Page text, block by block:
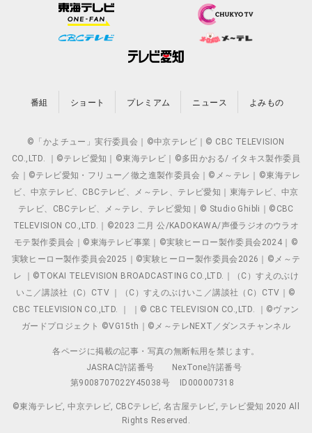
番組 ショート プレミアム ニュース よみもの
©「かよチュー」実行委員会｜©中京テレビ｜© CBC TELEVISION
CO.,LTD. ｜©テレビ愛知｜©東海テレビ｜©多田かおる/ イタキス製作委員
会｜©テレビ愛知・フリュー／徹之進製作委員会｜©メ～テレ｜©東海テレ
ビ、中京テレビ、CBCテレビ、メ～テレ、テレビ愛知｜東海テレビ、中京
テレビ、CBCテレビ、メ～テレ、テレビ愛知｜© Studio Ghibli｜©CBC
TELEVISION CO.,LTD.｜©2023 二月 公/KADOKAWA/声優ラジオのウラオ
モテ製作委員会｜©東海テレビ事業｜©実験ヒーロー製作委員会2024｜©
実験ヒーロー製作委員会2025｜©実験ヒーロー製作委員会2026｜©メ～テ
レ ｜©TOKAI TELEVISION BROADCASTING CO.,LTD.｜（C）すえのぶけ
いこ／講談社（C）CTV ｜（C）すえのぶけいこ／講談社（C）CTV｜©
CBC TELEVISION CO.,LTD. ｜ ｜© CBC TELEVISION CO.,LTD. ｜©ヴァン
ガードプロジェクト ©VG15th｜©メ～テレNEXT／ダンスチャンネル
各ページに掲載の記事・写真の無断転用を禁じます。
JASRAC許諾番号
NexTone許諾番号
第9008707022Y45038号
ID000007318
©東海テレビ, 中京テレビ, CBCテレビ, 名古屋テレビ, テレビ愛知 2020 All
Rights Reserved.